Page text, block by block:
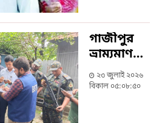
ট্রাইব্যুনালে
তদন্ত
প্রতিবেদন
গাজীপুর
ভ্রাম্যমাণ
আদালতের
অভিযান, ৩
২৩ জুলাই ২০২৬
বিকাল ০৫:০৮:৫০